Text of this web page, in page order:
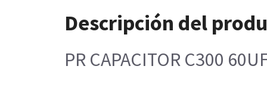
Descripción del
PR CAPACITOR C300